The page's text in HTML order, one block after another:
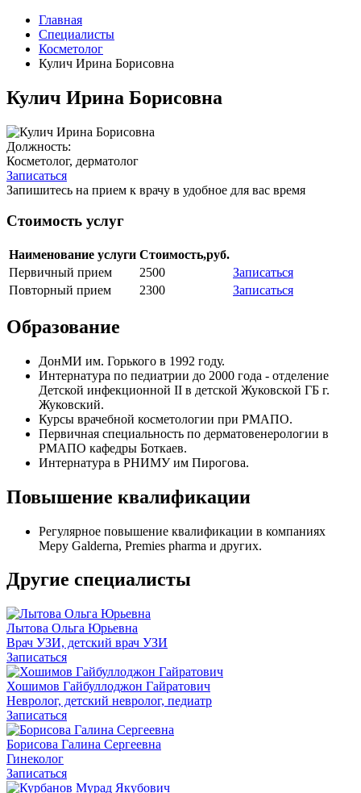
Главная
Специалисты
Косметолог
Кулич Ирина Борисовна
Кулич Ирина Борисовна
Должность:
Косметолог, дерматолог
Записаться
Запишитесь на прием к врачу в удобное для вас время
Стоимость услуг
Наименование услуги Стоимость,руб.
Первичный прием
2500
Записаться
Повторный прием
2300 Записаться
Образование
ДонМИ им. Горького в 1992 году.
Интернатура по педиатрии до 2000 года - отделение
Детской инфекционной II в детской Жуковской ГБ г.
Жуковский.
Курсы врачебной косметологии при РМАПО.
Первичная специальность по дерматовенерологии в
РМАПО кафедры Боткаев.
Интернатура в РНИМУ им Пирогова.
Повышение квалификации
Регулярное повышение квалификации в компаниях
Mepy Galderna, Premies pharma и других.
Другие специалисты
Лытова Ольга Юрьевна
Врач УЗИ, детский врач УЗИ
Записаться
Хошимов Гайбуллоджон Гайратович
Невролог, детский невролог, педиатр
Записаться
Борисова Галина Сергеевна
Гинеколог
Записаться